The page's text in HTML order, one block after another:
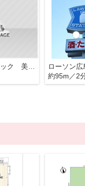
約95m／2